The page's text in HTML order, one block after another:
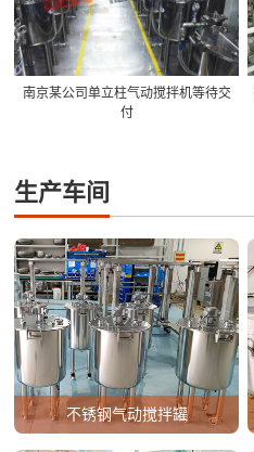
南京某公司单立柱气动搅拌机等待交
付
生产车间
不锈钢气动搅拌罐